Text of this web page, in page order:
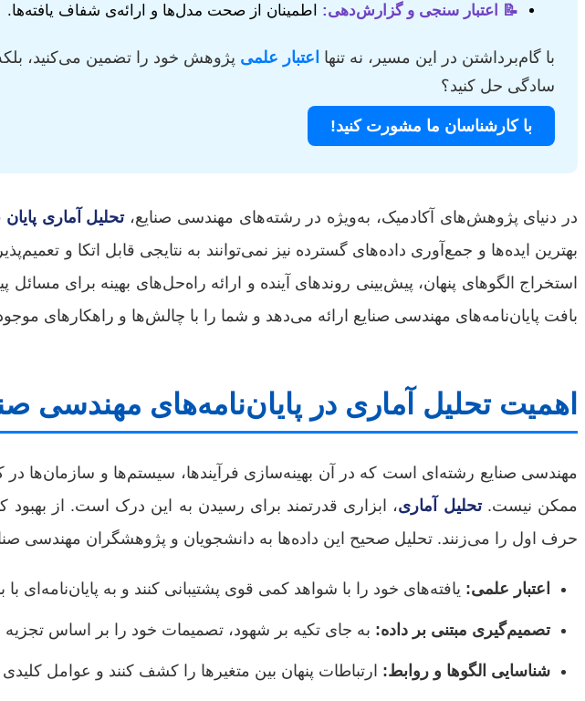
📝 اعتبار سنجی و گزارش‌دهی: اطمینان از صحت مدل‌ها و ارائه‌ی شفاف یافته‌ها.
با گام‌برداشتن در این مسیر، نه تنها اعتبار علمی پژوهش خود را تضمین می‌کنید،
سادگی حل کنید؟
با کارشناسان ما مشورت کنید!
در دنیای پژوهش‌های آکادمیک، به‌ویژه در رشته‌های مهندسی صنایع،تحلیل آماری پایان
بهترین ایده‌ها و جمع‌آوری داده‌های گسترده نیز نمی‌توانند به نتایجی قابل اتکا و
استخراج الگوهای پنهان، پیش‌بینی روندهای آینده و ارائه راه‌حل‌های بهینه برای
بافت پایان‌نامه‌های مهندسی صنایع ارائه می‌دهد و شما را با چالش‌ها و راهکارهای
اهمیت تحلیل آماری در پایان‌نامه‌های مهندسی
مهندسی صنایع رشته‌ای است که در آن بهینه‌سازی فرآیندها، سیستم‌ها و سازمان‌ها در
ممکن نیست.تحلیل آماری، ابزاری قدرتمند برای رسیدن به این درک است. از
حرف اول را می‌زنند. تحلیل صحیح این داده‌ها به دانشجویان و پژوهشگران مهندسی
اعتبار علمی: یافته‌های خود را با شواهد کمی قوی پشتیبانی کنند و به پایان‌نامه‌ای
تصمیم‌گیری مبتنی بر داده: به جای تکیه بر شهود، تصمیمات خود را بر اساس تجزیه
شناسایی الگوها و روابط: ارتباطات پنهان بین متغیرها را کشف کنند و عوامل